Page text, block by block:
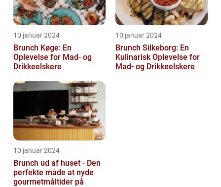
10 januar 2024
Brunch Køge: En
Oplevelse for Mad- og
Drikkeelskere
10 januar 2024
Brunch Silkeborg: En
Kulinarisk Oplevelse for
Mad- og Drikkeelskere
10 januar 2024
Brunch ud af huset - Den
perfekte måde at nyde
gourmetmåltider på